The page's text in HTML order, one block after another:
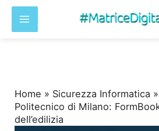
Home » Sicurezza Informatica »
Politecnico di Milano:
dell’edilizia